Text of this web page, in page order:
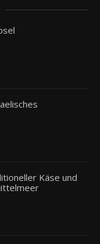
Käse und